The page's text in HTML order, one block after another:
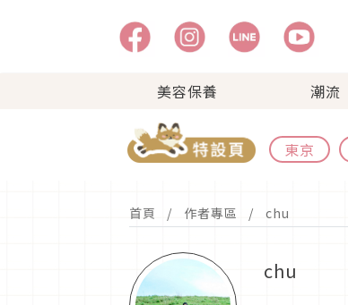
美容保養 潮流
東京
首頁 作者專區 chu
chu